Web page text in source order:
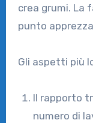
crea grumi. La
punto
Gli aspetti più
Il rapporto
numero di